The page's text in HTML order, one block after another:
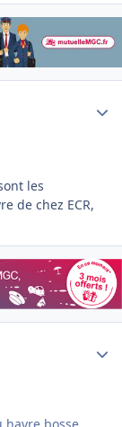
les
de chez ECR,